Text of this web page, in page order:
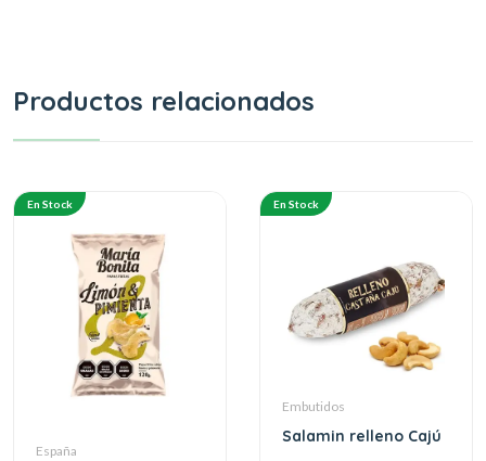
Productos relacionados
En Stock
España
En Stock
Embutidos
Salamin relleno Cajú